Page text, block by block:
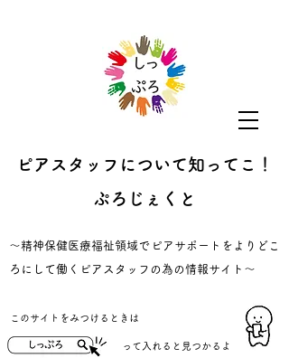
ピアスタッフについて知ってこ！
ぷろじぇくと
​～精神保健医療福祉領域でピアサポートをよりどこ
ろにして働くピアスタッフの為の情報サイト～
​このサイトをみつけるときは
​って入れると見つかるよ